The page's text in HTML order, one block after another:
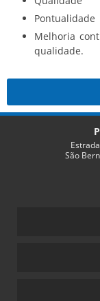
Pontualidade
Melhoria
qualidade.
São